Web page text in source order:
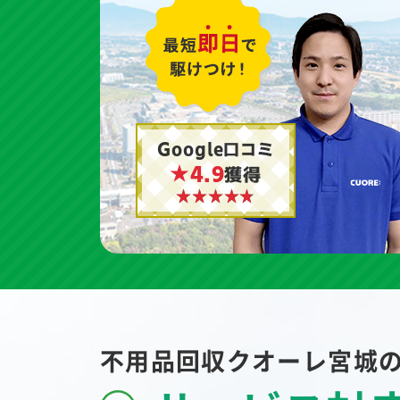
Google口コミ
★4.9獲得
不用品回収クオーレ宮城